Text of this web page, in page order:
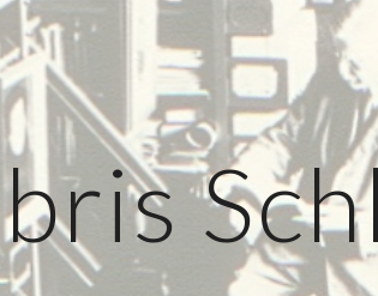
Skip